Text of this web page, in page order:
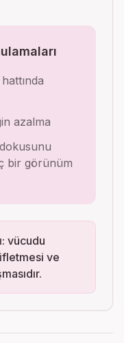
azalma
bir görünüm
vücudu
ve